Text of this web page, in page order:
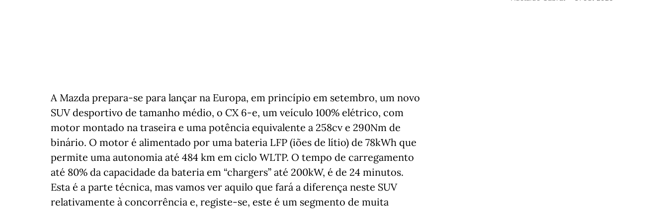
A Mazda prepara-se para lançar na Europa, em princípio em setembro, um novo
SUV desportivo de tamanho médio, o CX 6-e, um veículo 100% elétrico, com
motor montado na traseira e uma potência equivalente a 258cv e 290Nm de
binário. O motor é alimentado por uma bateria LFP (iões de lítio) de 78kWh que
permite uma autonomia até 484 km em ciclo WLTP. O tempo de carregamento
até 80% da capacidade da bateria em “chargers” até 200kW, é de 24 minutos.
Esta é a parte técnica, mas vamos ver aquilo que fará a diferença neste SUV
relativamente à concorrência e, registe-se, este é um segmento de muita